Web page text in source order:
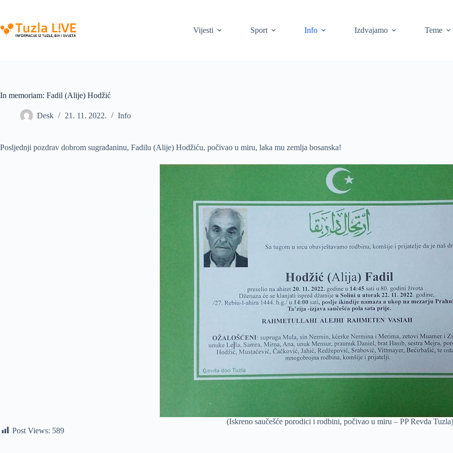
content
Vijesti
Sport Info Izdvajamo Teme
In memoriam: Fadil (Alije) Hodžić
Desk 21. 11. 2022. Info
Posljednji pozdrav dobrom sugrađaninu, Fadilu (Alije) Hodžiću, počivao u miru, laka mu zemlja bosanska!
(Iskreno saučešće porodici i rodbini, počivao u miru – PP Revda Tuzla)
Post Views: 589